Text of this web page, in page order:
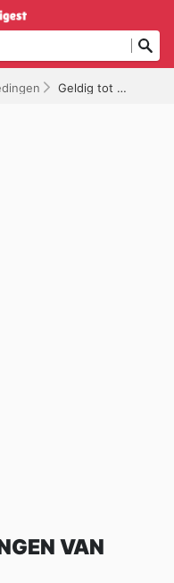
Geldig tot 16-05-2026
VAN